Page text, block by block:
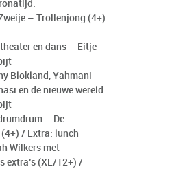
– Trollenjong (4+)
en dans – Eitje
Blokland, Yahmani
en de nieuwe wereld
– De
/ Extra: lunch
Wilkers met
extra’s (XL/12+) /